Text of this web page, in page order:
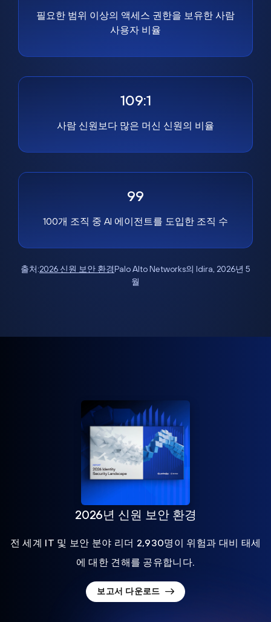
필요한 범위 이상의 액세스 권한을 보유한 사람
사용자 비율
109:1
사람 신원보다 많은 머신 신원의 비율
99
100개 조직 중 AI 에이전트를 도입한 조직 수
출처:2026 신원 보안 환경Palo Alto Networks의 Idira, 2026년 5
월
2026년 신원 보안 환경
전 세계 IT 및 보안 분야 리더 2,930명이 위험과 대비 태세
에 대한 견해를 공유합니다.
보고서 다운로드